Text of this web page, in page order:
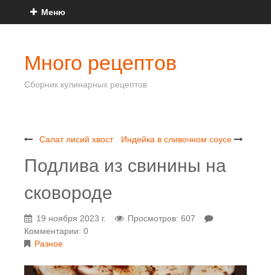
Меню
Много рецептов
Сборник кулинарных рецептов
Салат лисий хвост Индейка в сливочном соусе
Подлива из свинины на
сковороде
19 ноября 2023 г.
Просмотров: 607
Комментарии: 0
Разное